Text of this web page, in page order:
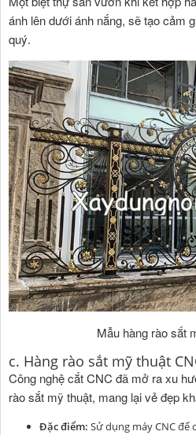
ánh lên dưới ánh nắng, sẽ tạo cảm
quý.
Mẫu hàng rào sắt
c. Hàng rào sắt mỹ thuật
Công nghệ cắt CNC đã mở ra xu
rào sắt mỹ thuật, mang lại vẻ đẹp
Đặc điểm: Sử dụng máy CNC